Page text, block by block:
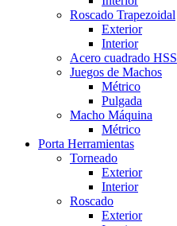
Roscado Trapezoidal
Exterior
Interior
Acero cuadrado HSS
Juegos de Machos
Métrico
Pulgada
Macho Máquina
Métrico
Porta Herramientas
Torneado
Exterior
Interior
Roscado
Exterior